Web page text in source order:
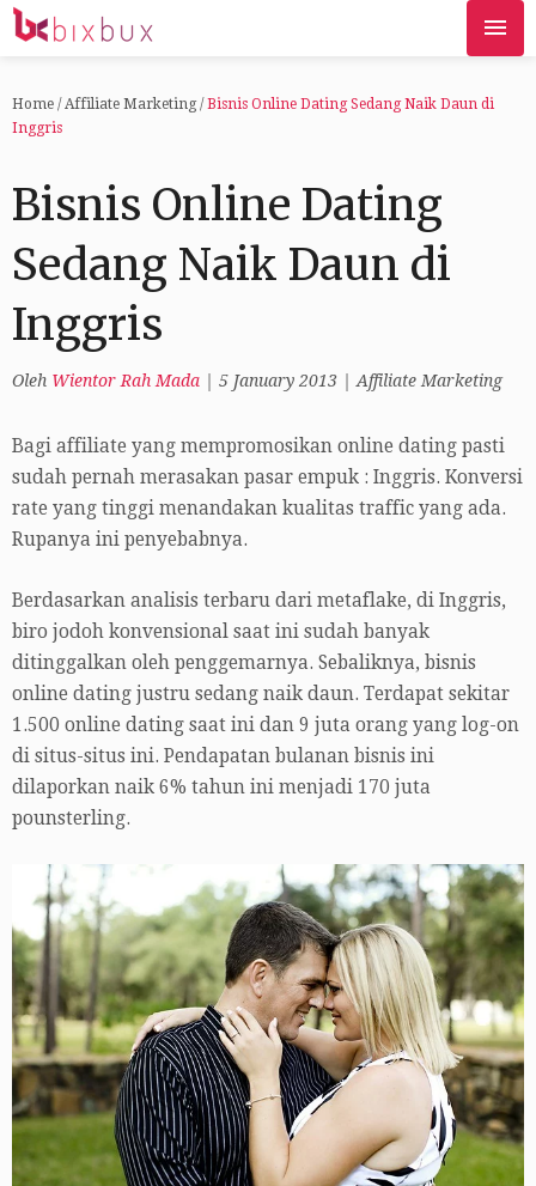
Home / Affiliate Marketing/ Bisnis Online Dating Sedang Naik Daun di
Inggris
Bisnis Online Dating
Sedang Naik Daun di
Inggris
Oleh Wientor Rah Mada 5 January 2013 Affiliate Marketing
Bagi affiliate yang mempromosikan online dating pasti
sudah pernah merasakan pasar empuk : Inggris. Konversi
rate yang tinggi menandakan kualitas traffic yang ada.
Rupanya ini penyebabnya.
Berdasarkan analisis terbaru dari metaflake, di Inggris,
biro jodoh konvensional saat ini sudah banyak
ditinggalkan oleh penggemarnya. Sebaliknya, bisnis
online dating justru sedang naik daun. Terdapat sekitar
1.500 online dating saat ini dan 9 juta orang yang log-on
di situs-situs ini. Pendapatan bulanan bisnis ini
dilaporkan naik 6% tahun ini menjadi 170 juta
pounsterling.